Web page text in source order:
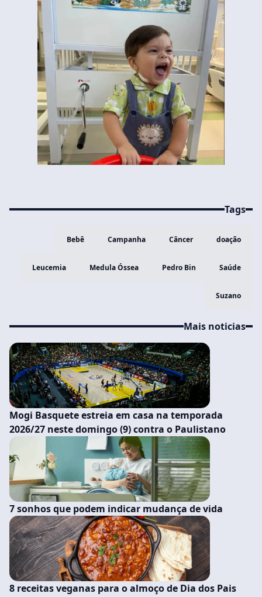
Tags
Bebê Campanha Câncer doação
Leucemia Medula Óssea Pedro Bin Saúde
Suzano
Mais noticias
Mogi Basquete estreia em casa na temporada
2026/27 neste domingo (9) contra o Paulistano
7 sonhos que podem indicar mudança de vida
8 receitas veganas para o almoço de Dia dos Pais